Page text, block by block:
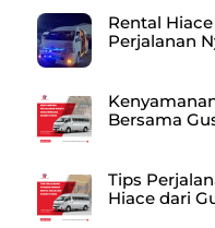
Rental
Perjalanan
Bersama
Tips
Hiace dari